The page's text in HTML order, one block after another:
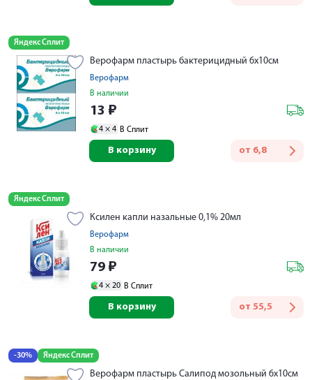
Яндекс Сплит
Верофарм пластырь бактерицидный 6х10см
Верофарм
В наличии
13 ₽
4 × 4 В Сплит
от 6,8
В корзину
Яндекс Сплит
Ксилен капли назальные 0,1% 20мл
Верофарм
В наличии
79 ₽
4 × 20 В Сплит
от 55,5
В корзину
-30% Яндекс Сплит
Верофарм пластырь Салипод мозольный 6х10см